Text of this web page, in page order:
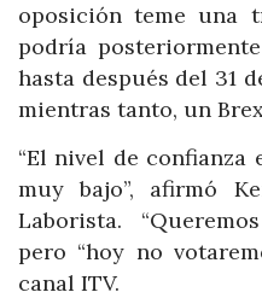
oposición teme una
podría
hasta después del 31
mientras tanto, un
“El nivel de confianza
muy bajo”, afirmó
Laborista.
pero “hoy no
canal ITV.